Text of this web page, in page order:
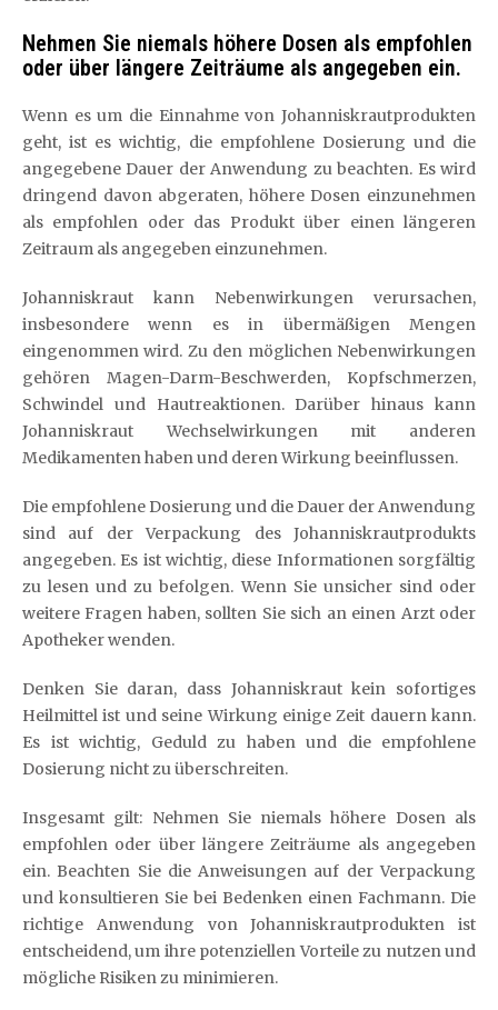
Nehmen Sie niemals höhere Dosen als empfohlen
oder über längere Zeiträume als angegeben ein.
Wenn es um die Einnahme von Johanniskrautprodukten
geht, ist es wichtig, die empfohlene Dosierung und die
angegebene Dauer der Anwendung zu beachten. Es wird
dringend davon abgeraten, höhere Dosen einzunehmen
als empfohlen oder das Produkt über einen längeren
Zeitraum als angegeben einzunehmen.
Johanniskraut kann Nebenwirkungen verursachen,
insbesondere wenn es in übermäßigen Mengen
eingenommen wird. Zu den möglichen Nebenwirkungen
gehören Magen-Darm-Beschwerden, Kopfschmerzen,
Schwindel und Hautreaktionen. Darüber hinaus kann
Johanniskraut Wechselwirkungen mit anderen
Medikamenten haben und deren Wirkung beeinflussen.
Die empfohlene Dosierung und die Dauer der Anwendung
sind auf der Verpackung des Johanniskrautprodukts
angegeben. Es ist wichtig, diese Informationen sorgfältig
zu lesen und zu befolgen. Wenn Sie unsicher sind oder
weitere Fragen haben, sollten Sie sich an einen Arzt oder
Apotheker wenden.
Denken Sie daran, dass Johanniskraut kein sofortiges
Heilmittel ist und seine Wirkung einige Zeit dauern kann.
Es ist wichtig, Geduld zu haben und die empfohlene
Dosierung nicht zu überschreiten.
Insgesamt gilt: Nehmen Sie niemals höhere Dosen als
empfohlen oder über längere Zeiträume als angegeben
ein. Beachten Sie die Anweisungen auf der Verpackung
und konsultieren Sie bei Bedenken einen Fachmann. Die
richtige Anwendung von Johanniskrautprodukten ist
entscheidend, um ihre potenziellen Vorteile zu nutzen und
mögliche Risiken zu minimieren.